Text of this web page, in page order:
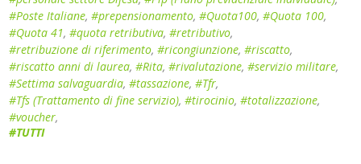
#Poste Italiane,#prepensionamento,#Quota100,#Quota 100,
#Quota 41,#quota retributiva,#retributivo,
#retribuzione di riferimento,#ricongiunzione,#riscatto,
#riscatto anni di laurea,#Rita,#rivalutazione,#servizio militare,
#Settima salvaguardia,#tassazione,#Tfr,
#Tfs (Trattamento di fine servizio),#tirocinio,#totalizzazione,
#voucher,
#TUTTI